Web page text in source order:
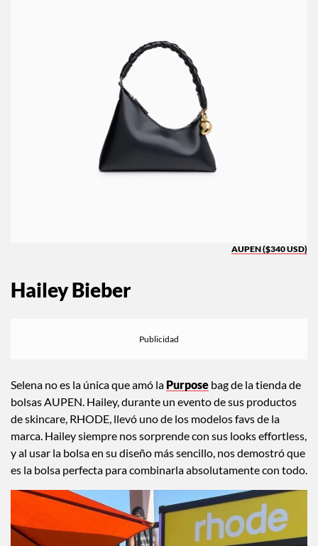
AUPEN ($340 USD)
Hailey Bieber
Selena no es la única que amó la Purpose bag de la tienda de
bolsas AUPEN. Hailey, durante un evento de sus productos
de skincare, RHODE, llevó uno de los modelos favs de la
marca. Hailey siempre nos sorprende con sus looks effortless,
y al usar la bolsa en su diseño más sencillo, nos demostró que
es la bolsa perfecta para combinarla absolutamente con todo.